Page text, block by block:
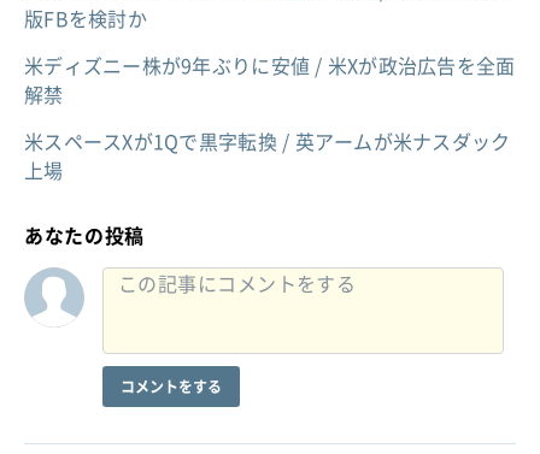
版FBを検討か
米ディズニー株が9年ぶりに安値 / 米Xが政治広告を全面
解禁
米スペースXが1Qで黒字転換 / 英アームが米ナスダック
上場
あなたの投稿
コメントをする